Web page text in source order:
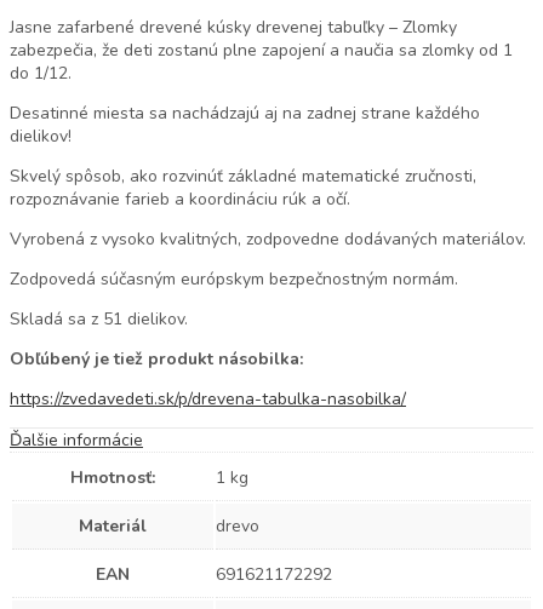
Jasne zafarbené drevené kúsky drevenej tabuľky – Zlomky
zabezpečia, že deti zostanú plne zapojení a naučia sa zlomky od 1
do 1/12.
Desatinné miesta sa nachádzajú aj na zadnej strane každého
dielikov!
Skvelý spôsob, ako rozvinúť základné matematické zručnosti,
rozpoznávanie farieb a koordináciu rúk a očí.
Vyrobená z vysoko kvalitných, zodpovedne dodávaných materiálov.
Zodpovedá súčasným európskym bezpečnostným normám.
Skladá sa z 51 dielikov.
Obľúbený je tiež produkt násobilka:
https://zvedavedeti.sk/p/drevena-tabulka-nasobilka/
Ďalšie informácie
Hmotnosť:
1 kg
Materiál drevo
EAN 691621172292